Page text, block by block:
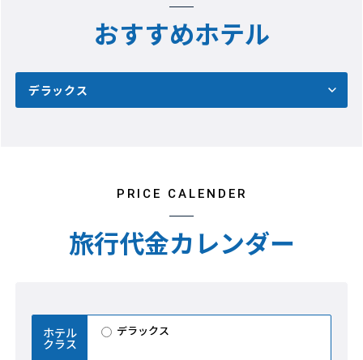
おすすめホテル
デラックス
PRICE CALENDER
旅行代金カレンダー
ホテル
クラス
デラックス